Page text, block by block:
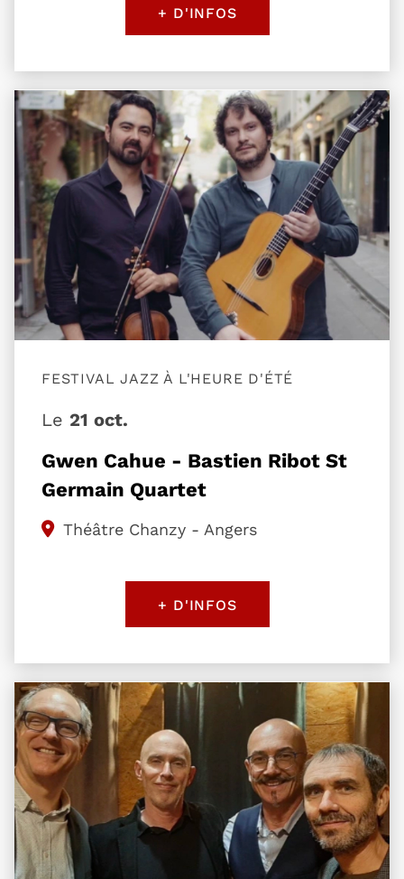
+ D'INFOS
Gwen Cahue - Bastien Ribot St
Germain Quartet
FESTIVAL JAZZ À L'HEURE D'ÉTÉ
Le 21 oct.
Théâtre Chanzy - Angers
+ D'INFOS
Plus d'information sur l'évènement Gwen
Plus d'information sur l'évènement Jazzola